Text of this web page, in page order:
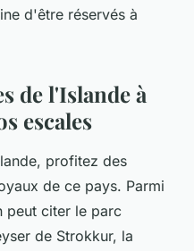
d'être réservés à
de l'Islande à
escales
profitez des
de ce pays. Parmi
peut citer le parc
de Strokkur, la